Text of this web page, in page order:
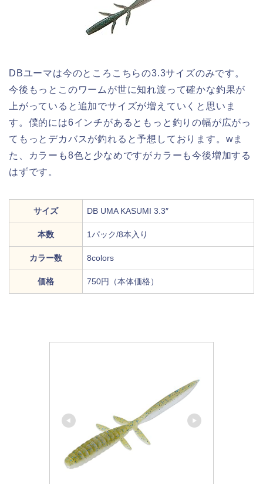
DBユーマは今のところこちらの3.3サイズのみです。
今後もっとこのワームが世に知れ渡って確かな釣果が
上がっていると追加でサイズが増えていくと思いま
す。僕的には6インチがあるともっと釣りの幅が広がっ
てもっとデカバスが釣れると予想しております。wま
た、カラーも8色と少なめですがカラーも今後増加する
はずです。
サイズ DB UMA KASUMI 3.3″
本数 1パック/8本入り
カラー数 8colors
価格 750円（本体価格）